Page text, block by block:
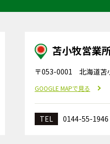
苫小牧営業
〒053-0001 北海道苫
GOOGLE MAPで見る
TEL 0144-55-1946